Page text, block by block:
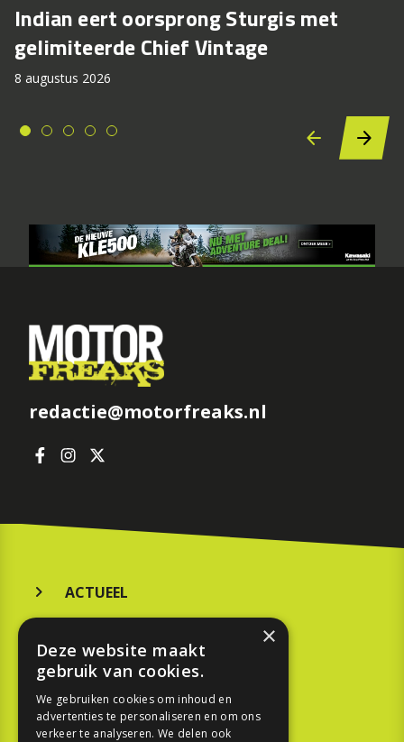
Indian eert oorsprong Sturgis met
gelimiteerde Chief Vintage
8 augustus 2026
redactie@motorfreaks.nl
ACTUEEL
KOOPGIDS
TESTEN
×
Deze website maakt
gebruik van cookies.
We gebruiken cookies om inhoud en
advertenties te personaliseren en om ons
verkeer te analyseren. We delen ook